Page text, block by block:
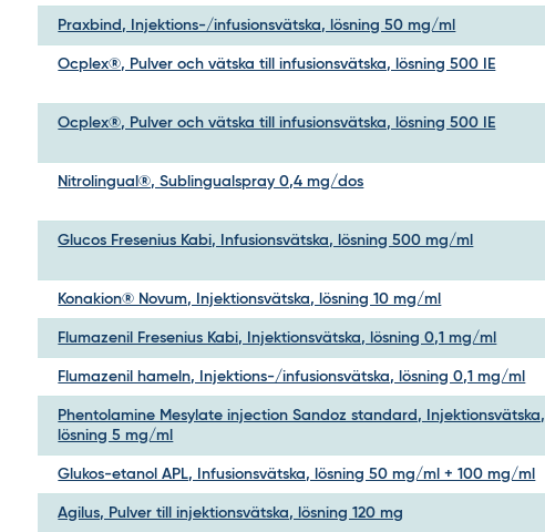
Praxbind, Injektions-/infusionsvätska, lösning 50 mg/ml
Ocplex®, Pulver och vätska till infusionsvätska, lösning 500 IE
Ocplex®, Pulver och vätska till infusionsvätska, lösning 500 IE
Nitrolingual®, Sublingualspray 0,4 mg/dos
Glucos Fresenius Kabi, Infusionsvätska, lösning 500 mg/ml
Konakion® Novum, Injektionsvätska, lösning 10 mg/ml
Flumazenil Fresenius Kabi, Injektionsvätska, lösning 0,1 mg/ml
Flumazenil hameln, Injektions-/infusionsvätska, lösning 0,1 mg/ml
Phentolamine Mesylate injection Sandoz standard, Injektionsvätska,
lösning 5 mg/ml
Glukos-etanol APL, Infusionsvätska, lösning 50 mg/ml + 100 mg/ml
Agilus, Pulver till injektionsvätska, lösning 120 mg